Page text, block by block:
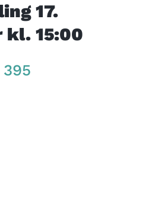
17.
kl. 15:00
Price